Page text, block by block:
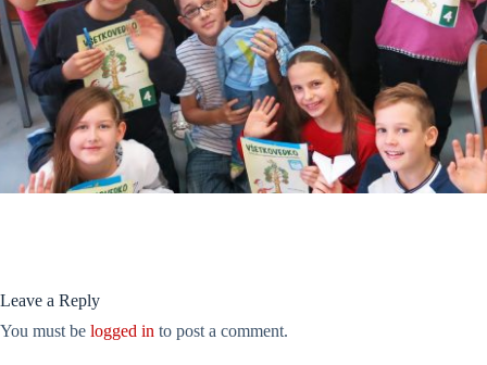
Leave a Reply
You must be logged in to post a comment.